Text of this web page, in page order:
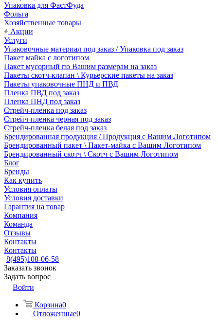
Упаковка для ФастФуда
Фольга
Хозяйственные товары
Акции
Услуги
Упаковочные материал под заказ / Упаковка под заказ
Пакет майка с логотипом
Пакет мусорный по Вашим размерам на заказ
Пакеты скотч-клапан \ Курьерские пакеты на заказ
Пакеты упаковочные ПНД и ПВД
Пленка ПВД под заказ
Пленка ПНД под заказ
Стрейч-пленка под заказ
Стрейч-пленка черная под заказ
Стрейч-пленка белая под заказ
Брендированная продукция / Продукция с Вашим Логотипом
Брендированный пакет \ Пакет-майка с Вашим Логотипом
Брендированный скотч \ Скотч с Вашим Логотипом
Блог
Бренды
Как купить
Условия оплаты
Условия доставки
Гарантия на товар
Компания
Команда
Отзывы
Контакты
Контакты
8(495)108-06-58
Заказать звонок
Задать вопрос
Войти
Корзина0
Отложенные0